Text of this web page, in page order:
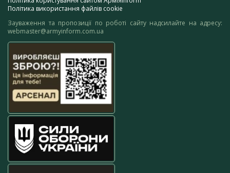
Політика використання файлів cookie
Зауваження та пропозиції по роботі сайту надсилайте на адресу:
webmaster@armyinform.com.ua